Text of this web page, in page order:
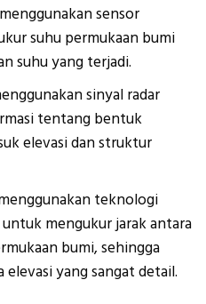
sensor
suhu permukaan bumi
suhu yang terjadi.
sinyal radar
tentang bentuk
elevasi dan struktur
teknologi
mengukur jarak antara
bumi, sehingga
yang sangat detail.